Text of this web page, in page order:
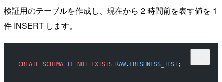
検証用のテーブルを作成し、現在から 2 時間前を表す値を 1
件 INSERT します。
CREATE SCHEMA IF NOT EXISTS RAW. FRESHNESS_TEST;